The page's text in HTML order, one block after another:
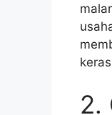
2.